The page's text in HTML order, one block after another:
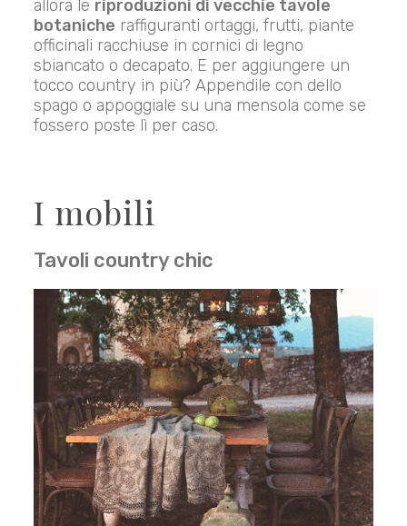
allora le riproduzioni di vecchie tavole
botaniche raffiguranti ortaggi, frutti, piante
officinali racchiuse in cornici di legno
sbiancato o decapato. E per aggiungere un
tocco country in più? Appendile con dello
spago o appoggiale su una mensola come se
fossero poste lì per caso.
I mobili
Tavoli country chic